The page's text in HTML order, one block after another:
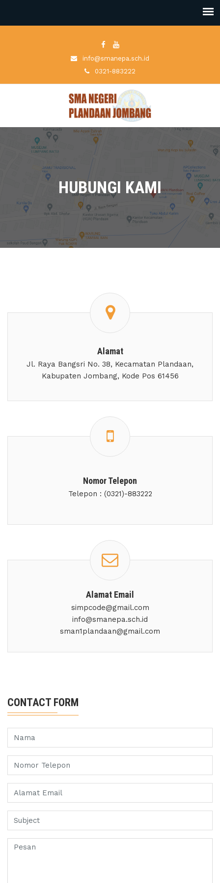
info@smanepa.sch.id
0321-883222
HUBUNGI KAMI
Alamat
Jl. Raya Bangsri No. 38, Kecamatan Plandaan,
Kabupaten Jombang, Kode Pos 61456
Nomor Telepon
Telepon : (0321)-883222
Alamat Email
simpcode@gmail.com
info@smanepa.sch.id
sman1plandaan@gmail.com
CONTACT FORM